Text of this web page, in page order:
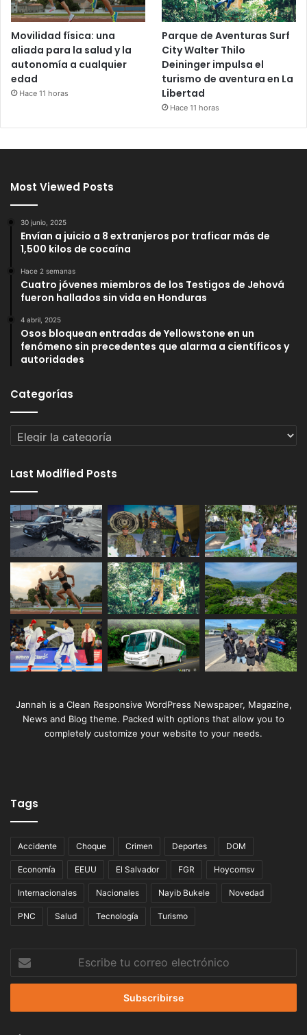
Movilidad física: una
aliada para la salud y la
autonomía a cualquier
edad
Hace 11 horas
Parque de Aventuras Surf
City Walter Thilo
Deininger impulsa el
turismo de aventura en La
Libertad
Hace 11 horas
Most Viewed Posts
30 junio, 2025
Envían a juicio a 8 extranjeros por traficar más de
1,500 kilos de cocaína
Hace 2 semanas
Cuatro jóvenes miembros de los Testigos de Jehová
fueron hallados sin vida en Honduras
4 abril, 2025
Osos bloquean entradas de Yellowstone en un
fenómeno sin precedentes que alarma a científicos y
autoridades
Categorías
Categorías
Last Modified Posts
Jannah is a Clean Responsive WordPress Newspaper, Magazine,
News and Blog theme. Packed with options that allow you to
completely customize your website to your needs.
Tags
Accidente Choque Crimen Deportes DOM
Economía EEUU El Salvador FGR Hoycomsv
Internacionales Nacionales Nayib Bukele Novedad
PNC Salud Tecnología Turismo
tu
correo